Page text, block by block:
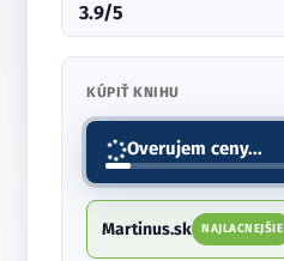
3.9/5
KÚPIŤ KNIHU
Overujem ceny...
Martinus.sk NAJLACNEJŠIE